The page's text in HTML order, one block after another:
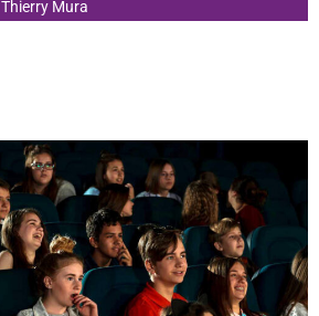
Thierry Mura